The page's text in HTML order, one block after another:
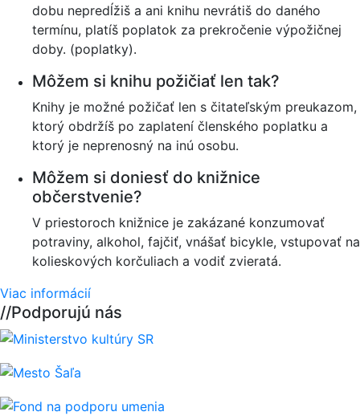
dobu nepredĺžiš a ani knihu nevrátiš do daného
termínu, platíš poplatok za prekročenie výpožičnej
doby. (poplatky).
Môžem si knihu požičiať len tak?
Knihy je možné požičať len s čitateľským preukazom,
ktorý obdržíš po zaplatení členského poplatku a
ktorý je neprenosný na inú osobu.
Môžem si doniesť do knižnice
občerstvenie?
V priestoroch knižnice je zakázané konzumovať
potraviny, alkohol, fajčiť, vnášať bicykle, vstupovať na
kolieskových korčuliach a vodiť zvieratá.
Viac informácií
//Podporujú nás